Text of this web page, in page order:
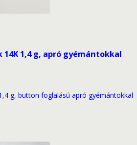
1,4 g, apró gyémántokkal
g, button foglalású apró gyémántokkal